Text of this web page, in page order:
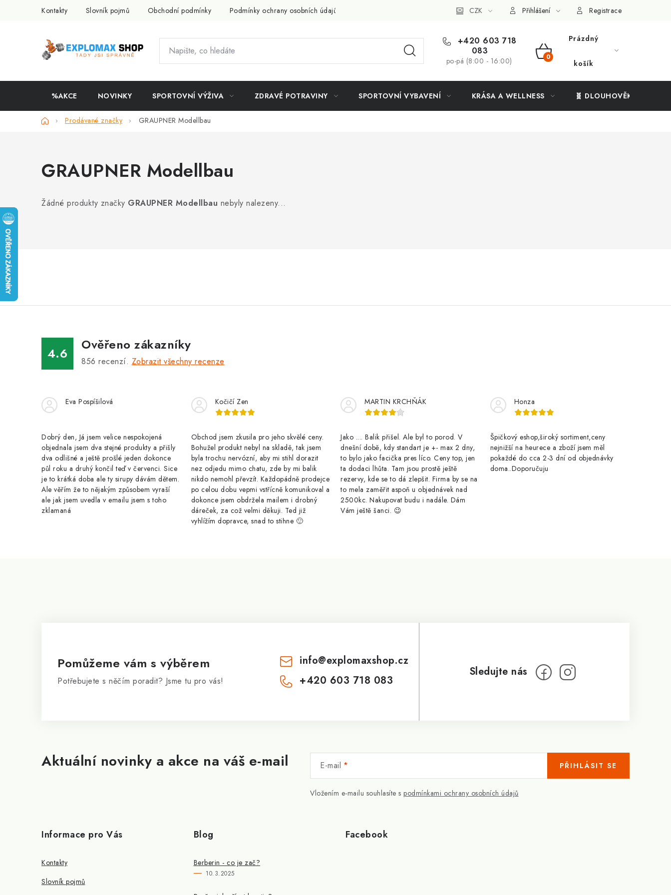
Kontakty Slovník pojmů Obchodní podmínky Podmínky ochrany osobních údajů Slevový systém Vše o nákupu
CZK Přihlášení Registrace
+420 603 718
083
po-pá (8:00 - 16:00)
NÁKUPNÍ
Prázdný
košík
%AKCE NOVINKY SPORTOVNÍ VÝŽIVA ZDRAVÉ POTRAVINY SPORTOVNÍ VYBAVENÍ KRÁSA A WELLNESS 🧬 DLOUHOVĚKOST
DomůProdávané značky GRAUPNER Modellbau
GRAUPNER Modellbau
Žádné produkty značky GRAUPNER Modellbau nebyly nalezeny...
4.6
Ověřeno zákazníky
856 recenzí. Zobrazit všechny recenze
Eva Pospíšilová
Dobrý den, Já jsem velice nespokojená
objednala jsem dva stejné produkty a přišly
dva odlišné a ještě prošlé jeden dokonce
půl roku a druhý končil teď v červenci. Sice
je to krátká doba ale ty sirupy dávám dětem.
Ale věřím že to nějakým způsobem vyraší
ale jak jsem uvedla v emailu jsem s toho
zklamaná
Kočičí Zen
Obchod jsem zkusila pro jeho skvělé ceny.
Bohužel produkt nebyl na skladě, tak jsem
byla trochu nervózní, aby mi stihl dorazit
nez odjedu mimo chatu, zde by mi balik
nikdo nemohl převzít. Každopádně prodejce
po celou dobu vepmi vstřícně komunikoval a
dokonce jsem obdržela mailem i drobný
dáreček, za což velmi děkuji. Ted již
vyhlížím dopravce, snad to stihne 🙂
MARTIN KRCHŇÁK
Jako .... Balik přišel. Ale byl to porod. V
dnešní době, kdy standart je +- max 2 dny,
to bylo jako facička pres líco. Ceny top, jen
ta dodaci lhůta. Tam jsou prostě ještě
rezervy, kde se to dá zlepšit. Firma by se na
to mela zaměřit aspoň u objednávek nad
2500kc. Nakupovat budu i nadále. Dám
Vám ještě šanci. 😉
Honza
Špičkový eshop,široký sortiment,ceny
nejnižší na heurece a zboží jsem měl
pokaždé do cca 2-3 dní od objednávky
doma..Doporučuju
Aktuální novinky a akce na váš e-mail E-mail
Vložením e-mailu souhlasíte s podmínkami ochrany osobních údajů
PŘIHLÁSIT SE
Pomůžeme vám s výběrem
Potřebujete s něčím poradit? Jsme tu pro vás!
info@explomaxshop.cz
+420 603 718 083
Informace pro Vás
Kontakty
Slovník pojmů
Blog
Berberin - co je zač?
10.3.2025
Facebook